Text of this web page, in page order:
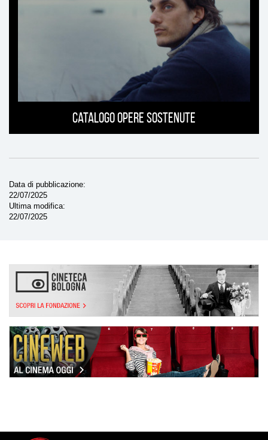
Catalogo opere sostenute
Data di pubblicazione
22/07/2025
Ultima modifica
22/07/2025